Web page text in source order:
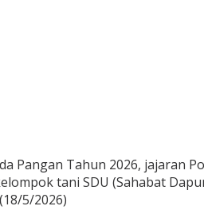
Pangan Tahun 2026, jajaran
tani SDU (Sahabat
5/2026)